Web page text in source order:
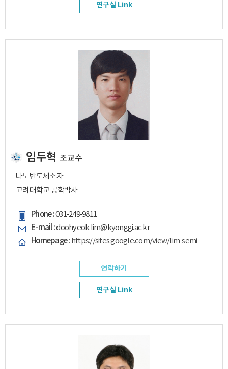
연구실 Link
임두혁 조교수
나노반도체소자
고려대학교 공학박사
Phone :031-249-9811
E-mail :doohyeok.lim@kyonggi.ac.kr
Homepage : https://sites.google.com/view/lim-semi
연락하기
연구실 Link